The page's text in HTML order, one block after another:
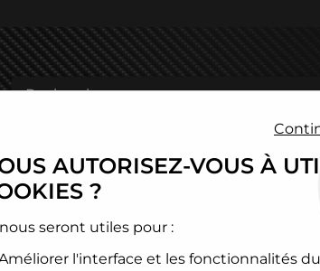
CHÂSSIS
>Volkswagen >Kit compresseur RUF stage 2
RUF
AUTORISEZ-VOUS À
?
seront utiles pour :
l'interface et les fonctionnalités